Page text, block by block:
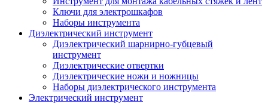
Ключи для электрошкафов
Наборы инструмента
Диэлектрический инструмент
Диэлектрический шарнирно-губцевый
инструмент
Диэлектрические отвертки
Диэлектрические ножи и ножницы
Наборы диэлектрического инструмента
Электрический инструмент